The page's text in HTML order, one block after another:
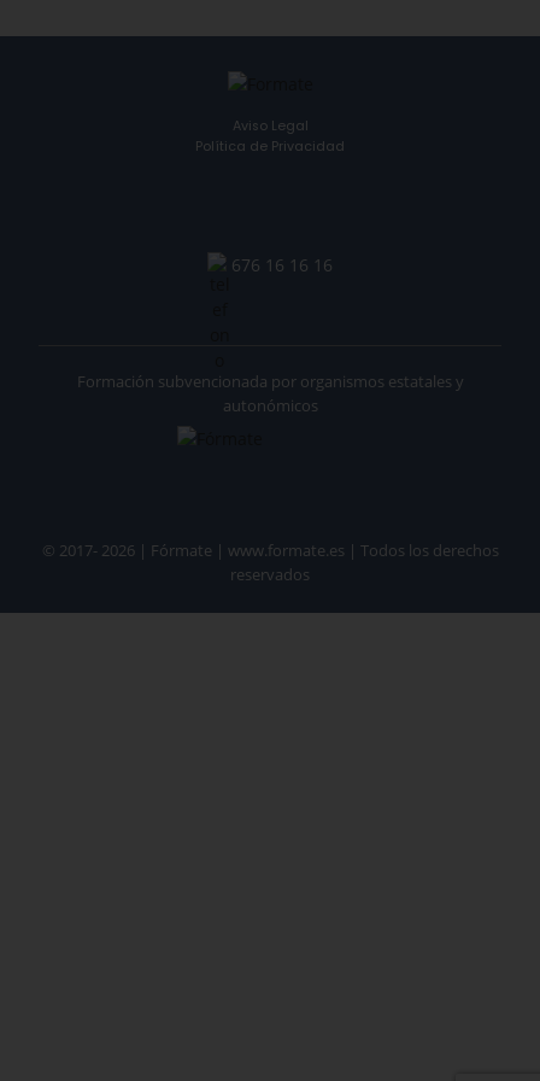
Aviso Legal
Política de Privacidad
676 16 16 16
© 2017- 2026 | Fórmate | www.formate.es | Todos los derechos
reservados
Formación subvencionada por organismos estatales y
autonómicos